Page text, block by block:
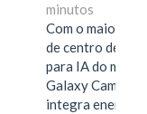
minutos
Com o maior
de centro de
para IA do
Galaxy Campus
integra energia